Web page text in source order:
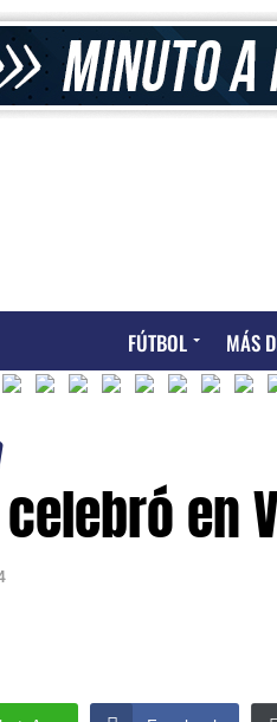
FÚTBOL MÁS
en